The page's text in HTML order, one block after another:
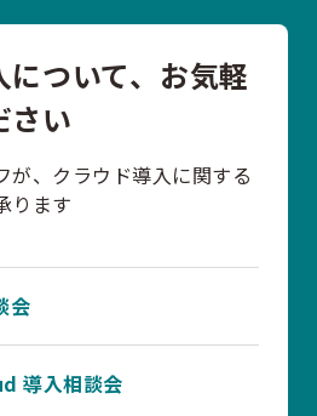
について、お気軽
さい
が、クラウド導入に関する
ります
会
導入相談会